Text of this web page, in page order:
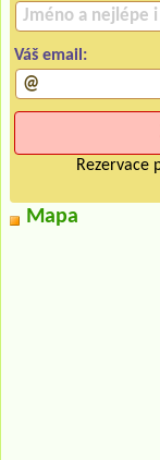
Váš email:
Rezervace
Mapa